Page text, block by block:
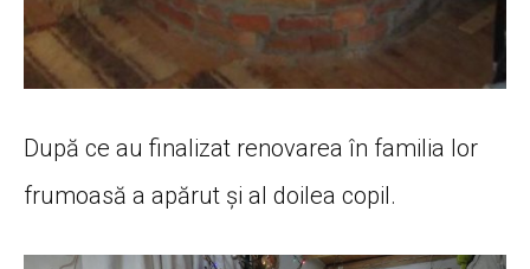
După ce au finalizat renovarea în familia lor
frumoasă a apărut și al doilea copil.